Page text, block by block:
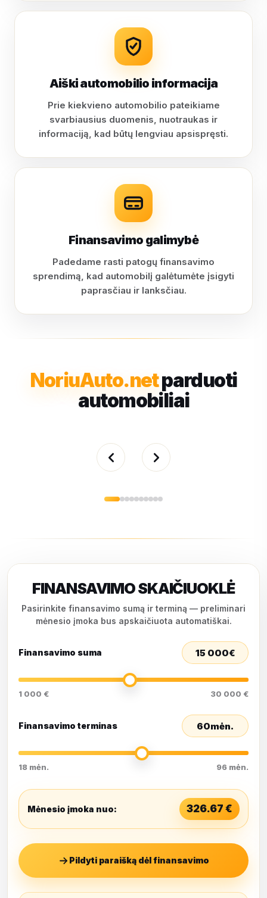
Aiški automobilio informacija
Prie kiekvieno automobilio pateikiame
svarbiausius duomenis, nuotraukas ir
informaciją, kad būtų lengviau apsispręsti.
Finansavimo galimybė
Padedame rasti patogų finansavimo
sprendimą, kad automobilį galėtumėte įsigyti
paprasčiau ir lanksčiau.
NoriuAuto.netparduoti
automobiliai
FINANSAVIMO SKAIČIUOKLĖ
Pasirinkite finansavimo sumą ir terminą — preliminari
mėnesio įmoka bus apskaičiuota automatiškai.
Finansavimo suma 15 000€
1 000 € 30 000 €
Finansavimo terminas 60mėn.
18 mėn. 96 mėn.
Mėnesio įmoka nuo: 326.67 €
Pildyti paraišką dėl finansavimo